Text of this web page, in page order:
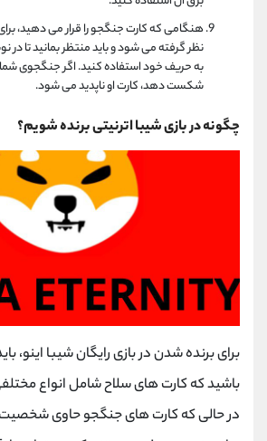
هنگامی که کارت جنگجو را قرار می دهید،
نظر گرفته می شود و باید منتظر بمانید تا در
به حریف خود استفاده کنید. اگر جنگجوی
شکست دهد، کارت او ناپدید می شود.
چگونه در بازی شیبا اترنیتی برنده شویم؟
برای برنده شدن در بازی رایگان شیبا اینو،
باشید که کارت های سلاح شامل انواع
در حالی که کارت های جنگجو حاوی شخصیت